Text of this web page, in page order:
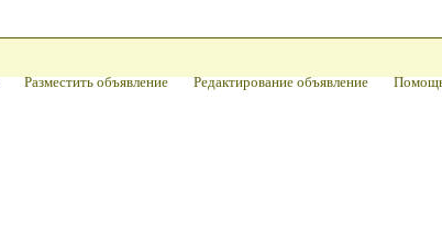
Разместить объявление Редактирование объявление